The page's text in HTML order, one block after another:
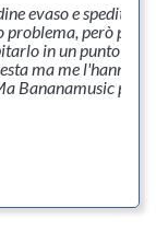
evaso e spedito
però per
in un punto di
ma me l'hanno
Bananamusic per